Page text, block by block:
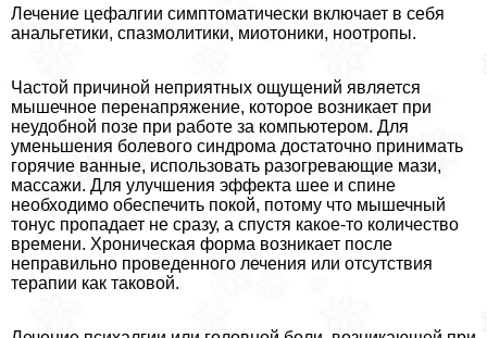
Лечение цефалгии симптоматически включает в себя
aнaльгетики, спазмолитики, миотоники, ноотропы.
Частой причиной неприятных ощущений является
мышечное перенапряжение, которое возникает при
неудобной позе при работе за компьютером. Для
уменьшения болевого синдрома достаточно принимать
горячие ванные, использовать разогревающие мази,
массажи. Для улучшения эффекта шее и спине
необходимо обеспечить покой, потому что мышечный
тонус пропадает не сразу, а спустя какое-то количество
времени. Хроническая форма возникает после
неправильно проведенного лечения или отсутствия
терапии как таковой.